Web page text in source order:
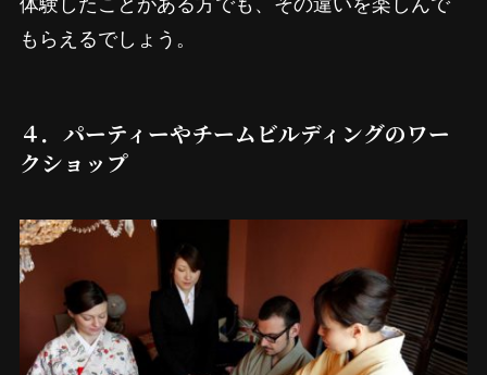
もらえるでしょう。
４．パーティーやチームビルディングのワー
クショップ